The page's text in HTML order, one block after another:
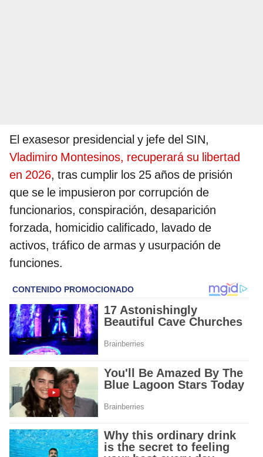
El exasesor presidencial y jefe del SIN,
Vladimiro Montesinos, recuperará su libertad
en 2026, tras cumplir los 25 años de prisión
que se le impusieron por corrupción de
funcionarios, conspiración, desaparición
forzada, homicidio calificado, lavado de
activos, tráfico de armas y usurpación de
funciones.